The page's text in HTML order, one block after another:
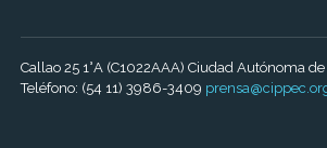
Callao 25 1°A (C1022AAA) Ciudad Autónoma
Teléfono: (54 11) 3986-3409